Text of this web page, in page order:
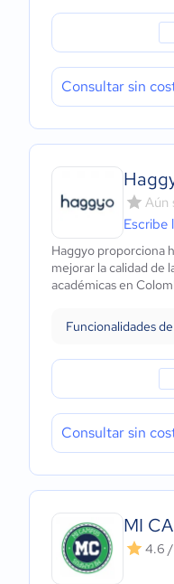
Consultar sin
Aún
Escribe
Haggyo proporciona
mejorar la calidad de
académicas en
Funcionalidades
Consultar sin
MI
4.6